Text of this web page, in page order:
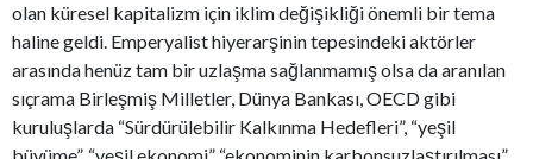
olan küresel kapitalizm için iklim değişikliği önemli bir tema
haline geldi. Emperyalist hiyerarşinin tepesindeki aktörler
arasında henüz tam bir uzlaşma sağlanmamış olsa da aranılan
sıçrama Birleşmiş Milletler, Dünya Bankası, OECD gibi
kuruluşlarda “Sürdürülebilir Kalkınma Hedefleri”, “yeşil